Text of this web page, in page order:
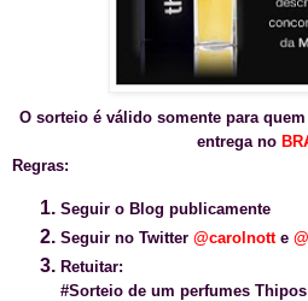
O sorteio é válido somente para quem
entrega no
Regras:
Seguir o Blog publicamente
Seguir no Twitter @carolnotte @
Retuitar:
#Sorteio de um perfumes